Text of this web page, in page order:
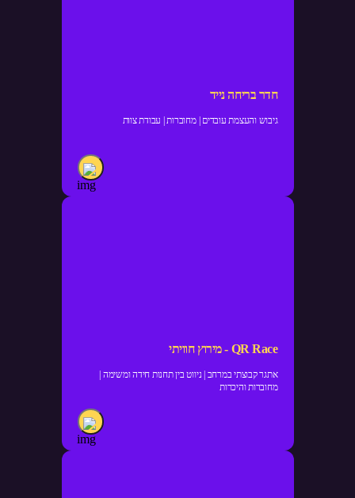
חדר בריחה נייד
גיבוש והעצמת עובדים | מחוברות | עבודת צוות
QR Race - מירוץ חוויתי
אתגר קבוצתי במרחב | ניווט בין תחנות חידה ומשימה |
מחוברות והיכרות